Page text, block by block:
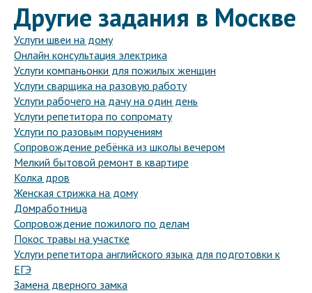
Другие задания в Москве
Услуги швеи на дому
Онлайн консультация электрика
Услуги компаньонки для пожилых женщин
Услуги сварщика на разовую работу
Услуги рабочего на дачу на один день
Услуги репетитора по сопромату
Услуги по разовым поручениям
Сопровождение ребёнка из школы вечером
Мелкий бытовой ремонт в квартире
Колка дров
Женская стрижка на дому
Домработница
Сопровождение пожилого по делам
Покос травы на участке
Услуги репетитора английского языка для подготовки к
ЕГЭ
Замена дверного замка